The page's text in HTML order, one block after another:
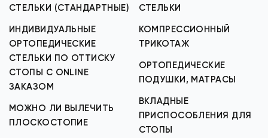
СТЕЛЬКИ (СТАНДАРТНЫЕ)
ИНДИВИДУАЛЬНЫЕ
ОРТОПЕДИЧЕСКИЕ
СТЕЛЬКИ ПО ОТТИСКУ
СТОПЫ С ONLINE
ЗАКАЗОМ
МОЖНО ЛИ ВЫЛЕЧИТЬ
ПЛОСКОСТОПИЕ
СТЕЛЬКИ
КОМПРЕССИОННЫЙ
ТРИКОТАЖ
ОРТОПЕДИЧЕСКИЕ
ПОДУШКИ, МАТРАСЫ
ВКЛАДНЫЕ
ПРИСПОСОБЛЕНИЯ ДЛЯ
СТОПЫ